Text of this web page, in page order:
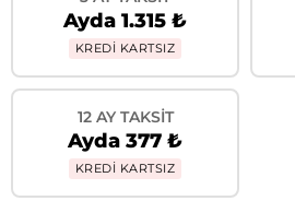
Ayda 1.315 ₺
KREDİ KARTSIZ
12 AY TAKSIT
Ayda 377 ₺
KREDİ KARTSIZ